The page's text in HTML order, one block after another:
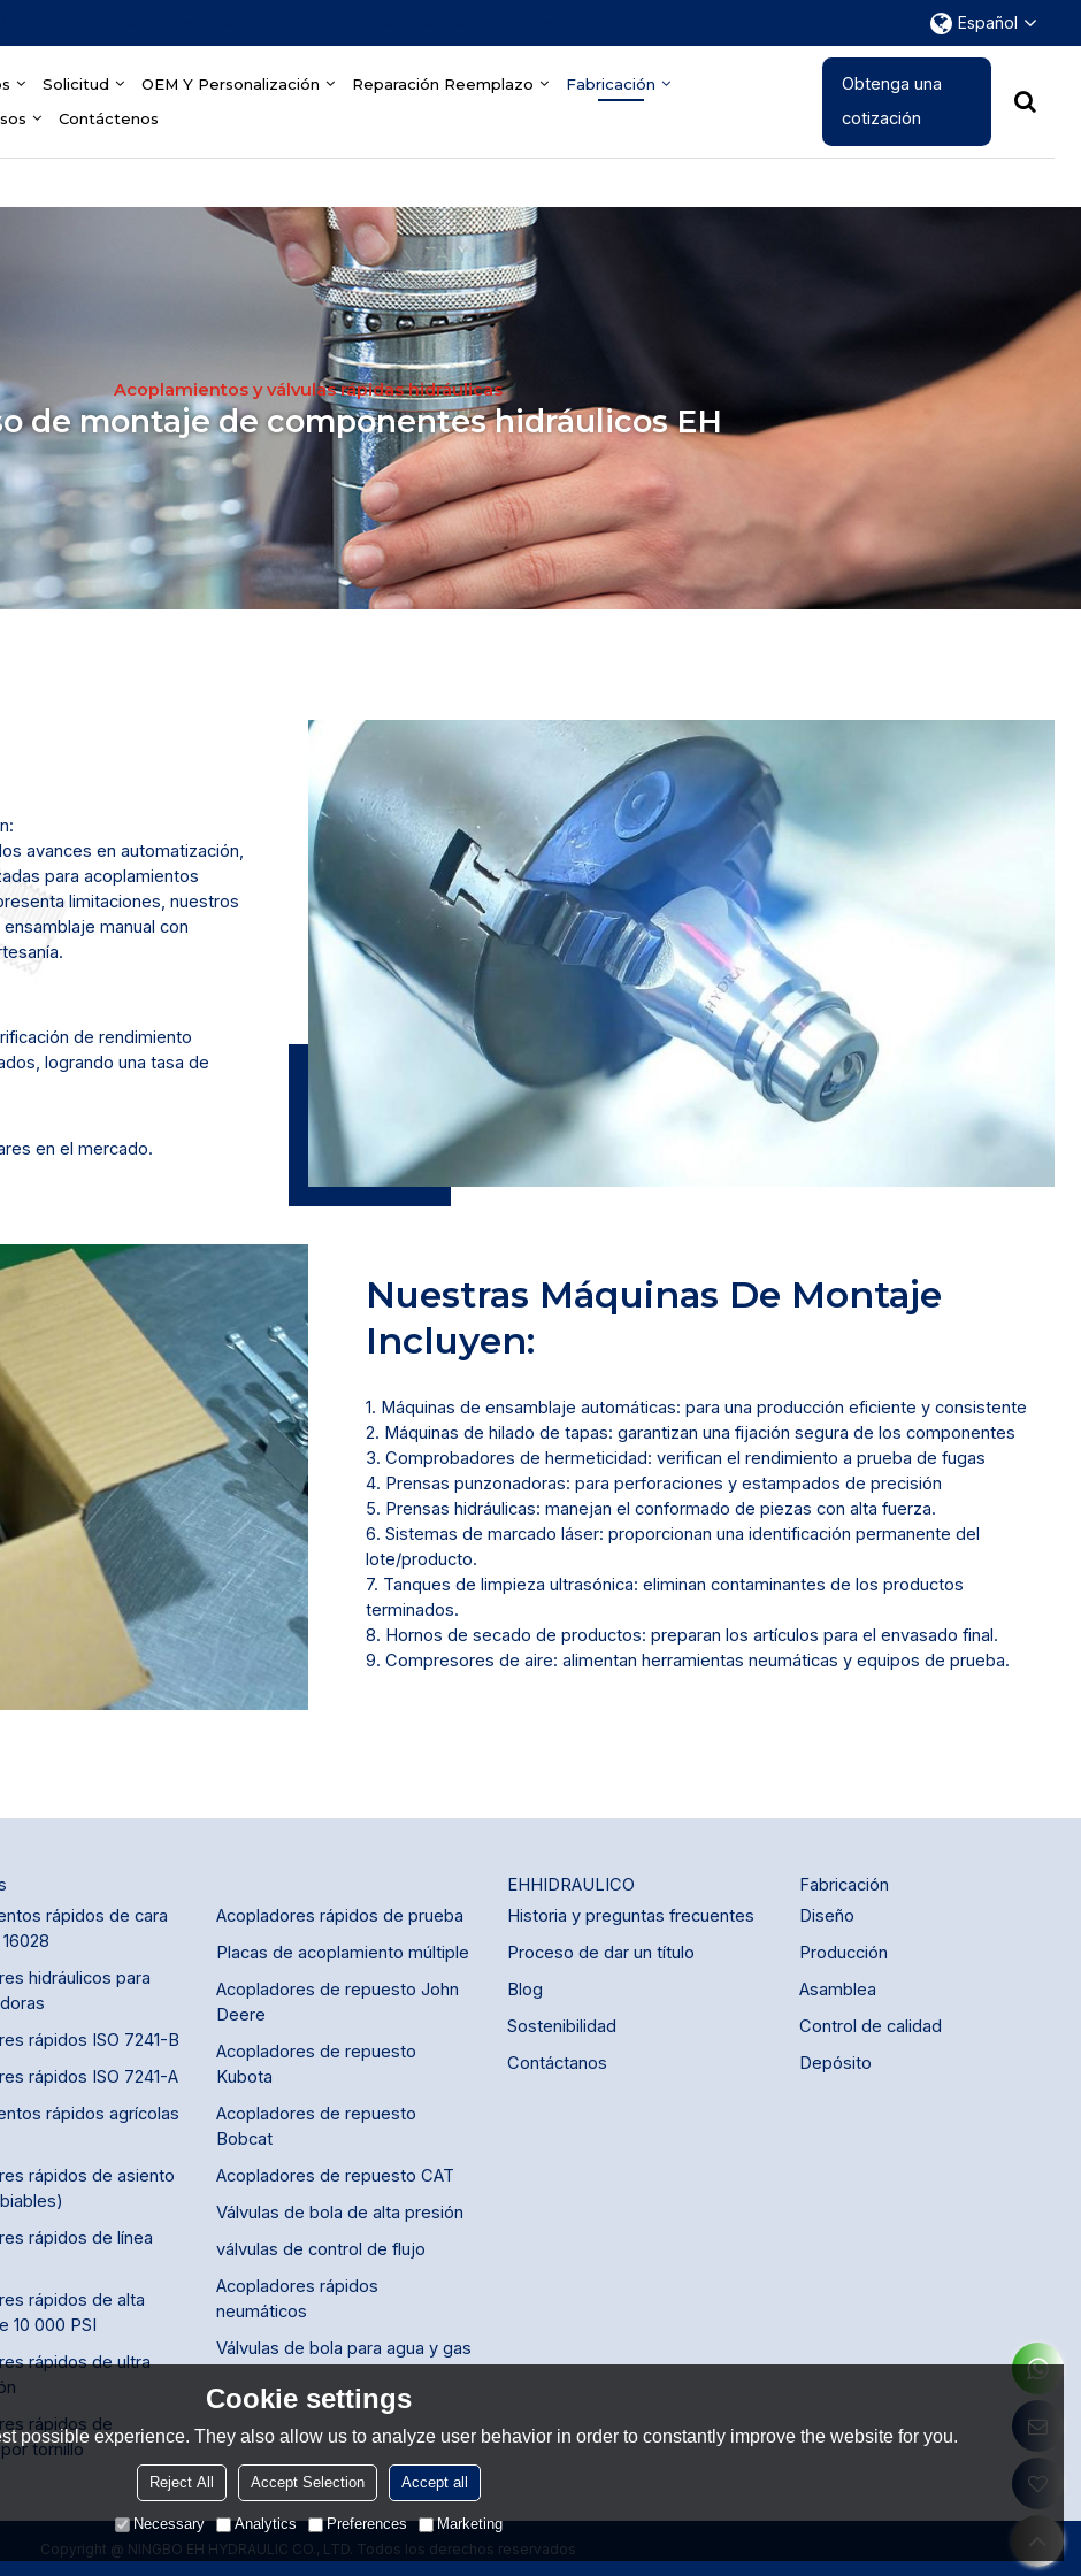
Español
Solicitud OEM Y Personalización Reparación Reemplazo
Fabricación
Contáctenos
Obtenga una
cotización
Acoplamientos y válvulas rápidas hidráulicas
de montaje de componentes hidráulicos EH
avances en automatización,
para acoplamientos
limitaciones, nuestros
manual con
de rendimiento
logrando una tasa de
en el mercado.
Nuestras Máquinas De Montaje
Incluyen:
1. Máquinas de ensamblaje automáticas: para una producción eficiente y consistente
2. Máquinas de hilado de tapas: garantizan una fijación segura de los componentes
3. Comprobadores de hermeticidad: verifican el rendimiento a prueba de fugas
4. Prensas punzonadoras: para perforaciones y estampados de precisión
5. Prensas hidráulicas: manejan el conformado de piezas con alta fuerza.
6. Sistemas de marcado láser: proporcionan una identificación permanente del
lote/producto.
7. Tanques de limpieza ultrasónica: eliminan contaminantes de los productos
terminados.
8. Hornos de secado de productos: preparan los artículos para el envasado final.
9. Compresores de aire: alimentan herramientas neumáticas y equipos de prueba.
rápidos de cara
hidráulicos para
rápidos ISO 7241-B
rápidos ISO 7241-A
rápidos agrícolas
rápidos de asiento
rápidos de línea
rápidos de alta
10 000 PSI
rápidos de ultra
rápidos de
tornillo
Acopladores rápidos de prueba
Placas de acoplamiento múltiple
Acopladores de repuesto John
Deere
Acopladores de repuesto
Kubota
Acopladores de repuesto
Bobcat
Acopladores de repuesto CAT
Válvulas de bola de alta presión
válvulas de control de flujo
Acopladores rápidos
neumáticos
Válvulas de bola para agua y gas
EHHIDRAULICO
Historia y preguntas frecuentes
Proceso de dar un título
Blog
Sostenibilidad
Contáctanos
Fabricación
Diseño
Producción
Asamblea
Control de calidad
Depósito
Copyright @ NINGBO EH HYDRAULIC CO., LTD. Todos los derechos reservados
Cookie settings
possible experience. They also allow us to analyze user behavior in order to constantly improve the website for you.
Reject All Accept Selection Accept all
Necessary Analytics Preferences Marketing